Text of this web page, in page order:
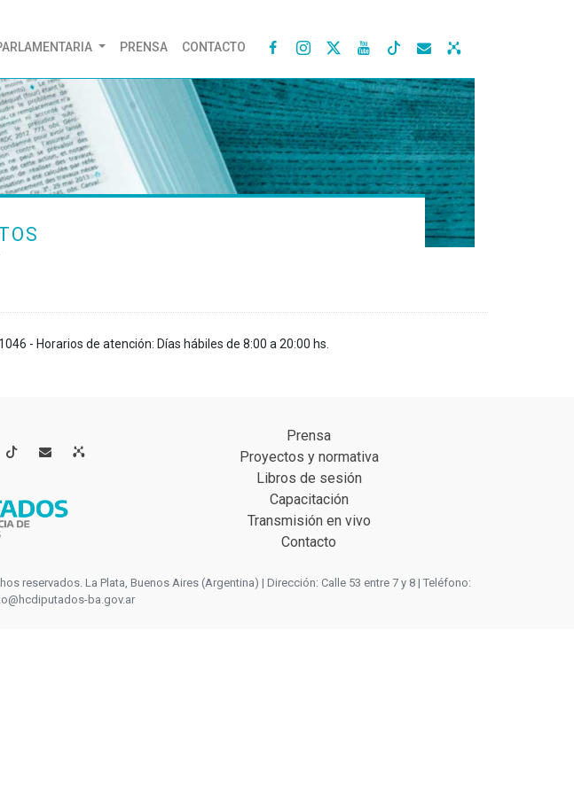
PRENSA CONTACTO    
- Horarios de atención: Días hábiles de 8:00 a 20:00 hs.
 
Prensa
Proyectos y normativa
Libros de sesión
Capacitación
Transmisión en vivo
Contacto
reservados. La Plata, Buenos Aires (Argentina) | Dirección: Calle 53 entre 7 y 8 | Teléfono:
ba.gov.ar